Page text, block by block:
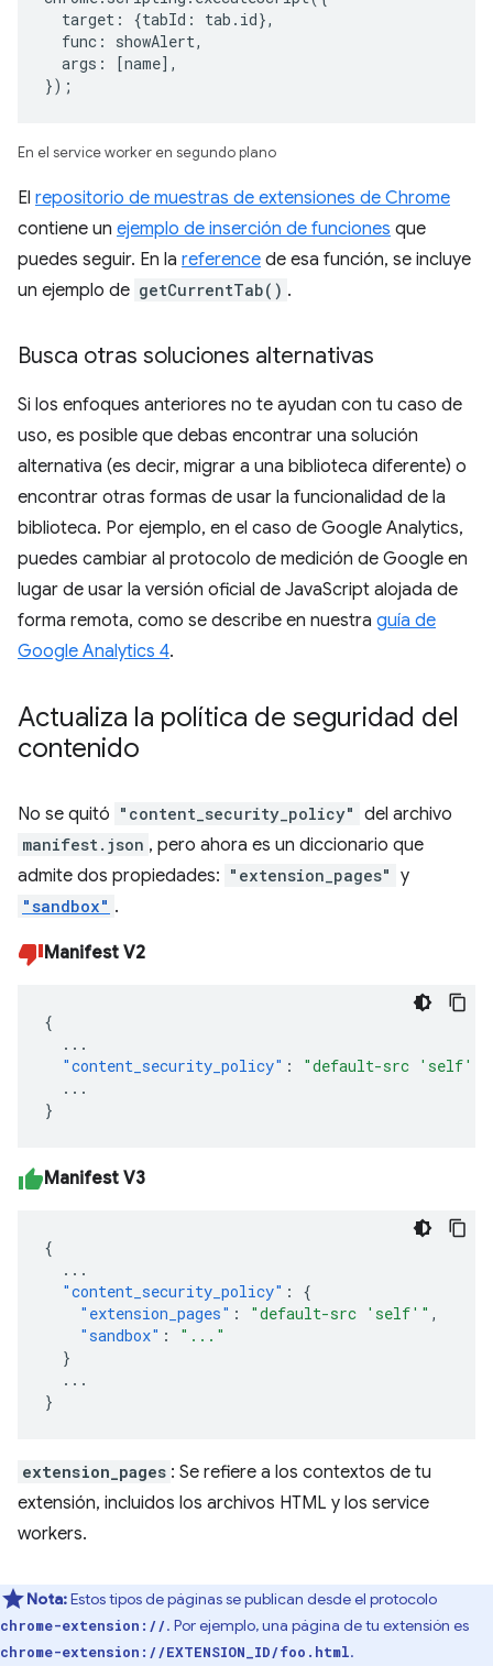
target : {tabId : tab . id},
func : showAlert,
args : [name],
});
En el service worker en segundo plano
El repositorio de muestras de extensiones de Chrome
contiene un ejemplo de inserción de funciones que
puedes seguir. En la reference de esa función, se incluye
un ejemplo de getCurrentTab() .
Busca otras soluciones alternativas
Si los enfoques anteriores no te ayudan con tu caso de
uso, es posible que debas encontrar una solución
alternativa (es decir, migrar a una biblioteca diferente) o
encontrar otras formas de usar la funcionalidad de la
biblioteca. Por ejemplo, en el caso de Google Analytics,
puedes cambiar al protocolo de medición de Google en
lugar de usar la versión oficial de JavaScript alojada de
forma remota, como se describe en nuestra guía de
Google Analytics 4.
Actualiza la política de seguridad del
contenido
No se quitó "content_security_policy" del archivo
manifest.json , pero ahora es un diccionario que
admite dos propiedades: "extension_pages" y
"sandbox" .
Manifest V2
{
...
"content_security_policy" :
"default-src 'self'"
...
}
Manifest V3
{
...
"content_security_policy" :
{
"extension_pages" : "default-src 'self'" ,
"sandbox" :
"..."
}
...
}
extension_pages : Se refiere a los contextos de tu
extensión, incluidos los archivos HTML y los service
workers.
Nota:Estos tipos de páginas se publican desde el protocolo
chrome-extension://. Por ejemplo, una página de tu extensión es
chrome-extension://EXTENSION_ID/foo.html.